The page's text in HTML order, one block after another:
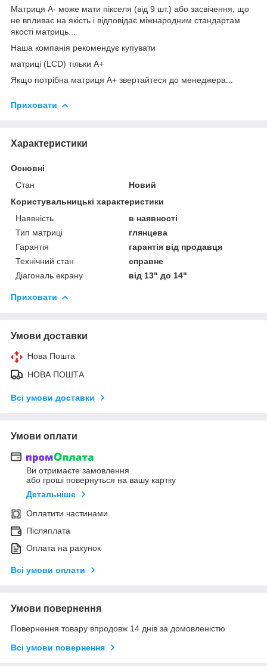
Матриця А- може мати пікселя (від 9 шт.) або засвічення, що
не впливає на якість і відповідає міжнародним стандартам
якості матриць...
Наша компанія рекомендує купувати
матриці (LCD) тільки А+
Якщо потрібна матриця А+ звертайтеся до менеджера...
Приховати
Характеристики
Основні
Стан
Новий
Користувальницькі характеристики
Наявність
в наявності
Тип матриці
глянцева
Гарантія
гарантія від продавця
Технічний стан
справне
Діагональ екрану
від 13" до 14"
Приховати
Умови доставки
Нова Пошта
НОВА ПОШТА
Всі умови доставки
Умови оплати
Ви отримаєте замовлення
або гроші повернуться на вашу картку
Детальніше
Оплатити частинами
Післяплата
Оплата на рахунок
Всі умови оплати
Умови повернення
Повернення товару впродовж 14 днів за домовленістю
Всі умови повернення